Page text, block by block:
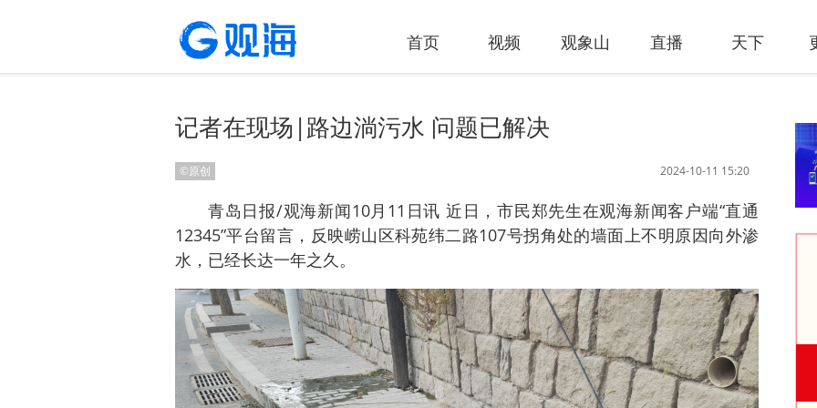
首页 视频 观象山 直播 天下
记者在现场|路边淌污水 问题已解决
©原创 2024-10-11 15:20
青岛日报/观海新闻10月11日讯 近日，市民郑先生在观海新闻客户端“直通
12345”平台留言，反映崂山区科苑纬二路107号拐角处的墙面上不明原因向外渗
水，已经长达一年之久。